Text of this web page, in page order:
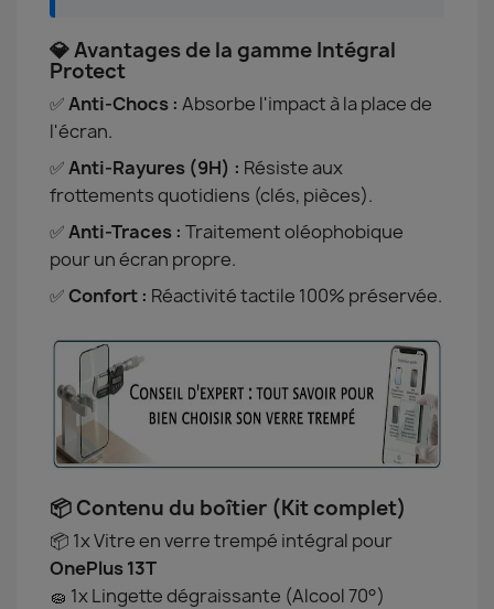
💎 Avantages de la gamme Intégral
Protect
✅Anti-Chocs : Absorbe l'impact à la place de
l'écran.
✅Anti-Rayures (9H) : Résiste aux
frottements quotidiens (clés, pièces).
✅Anti-Traces : Traitement oléophobique
pour un écran propre.
✅Confort : Réactivité tactile 100% préservée.
📦 Contenu du boîtier (Kit complet)
📦 1x Vitre en verre trempé intégral pour
OnePlus 13T
🧽 1x Lingette dégraissante (Alcool 70°)